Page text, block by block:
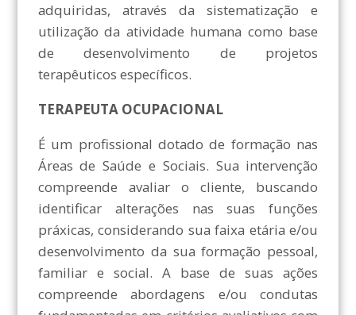
adquiridas, através da sistematização e
utilização da atividade humana como base
de desenvolvimento de projetos
terapêuticos específicos.
TERAPEUTA OCUPACIONAL
É um profissional dotado de formação nas
Áreas de Saúde e Sociais. Sua intervenção
compreende avaliar o cliente, buscando
identificar alterações nas suas funções
práxicas, considerando sua faixa etária e/ou
desenvolvimento da sua formação pessoal,
familiar e social. A base de suas ações
compreende abordagens e/ou condutas